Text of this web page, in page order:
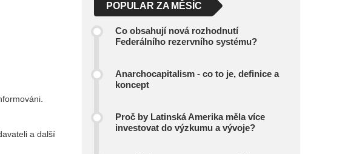
a další
POPULAR ZA MĚSÍC
Co obsahují nová rozhodnutí
Federálního rezervního systému?
Anarchocapitalism - co to je, definice a
koncept
Proč by Latinská Amerika měla více
investovat do výzkumu a vývoje?